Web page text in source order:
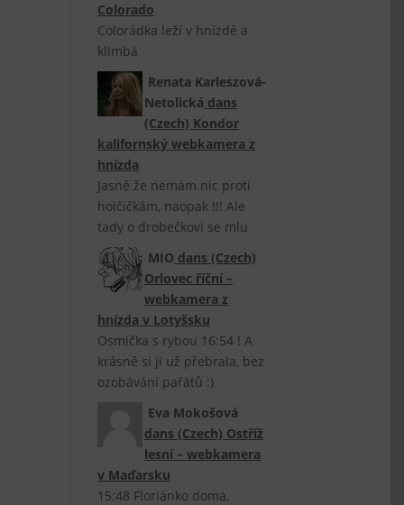
Colorado
Colorádka leží v hnízdě a
klimbá
Renata Karleszová-
Netolická dans
(Czech) Kondor
kalifornský webkamera z
hnízda
Jasně že nemám nic proti
holčičkám, naopak !!! Ale
tady o drobečkovi se mlu
MIO dans (Czech)
Orlovec říční –
webkamera z
hnízda v Lotyšsku
Osmička s rybou 16:54 ! A
krásně si ji už přebrala, bez
ozobávání pařátů :)
Eva Mokošová
dans (Czech) Ostříž
lesní – webkamera
v Maďarsku
15:48 Floriánko doma,